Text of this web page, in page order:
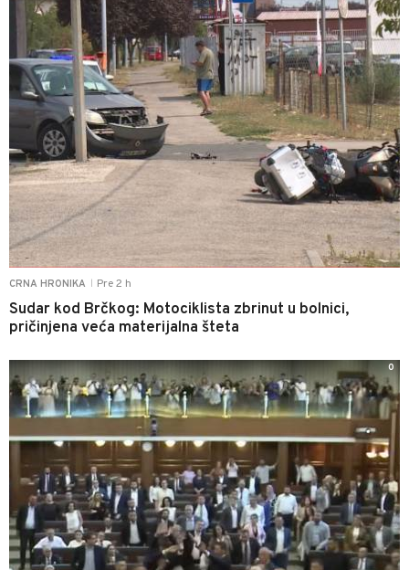
CRNA HRONIKA Pre 2 h
Sudar kod Brčkog: Motociklista zbrinut u bolnici,
pričinjena veća materijalna šteta
0